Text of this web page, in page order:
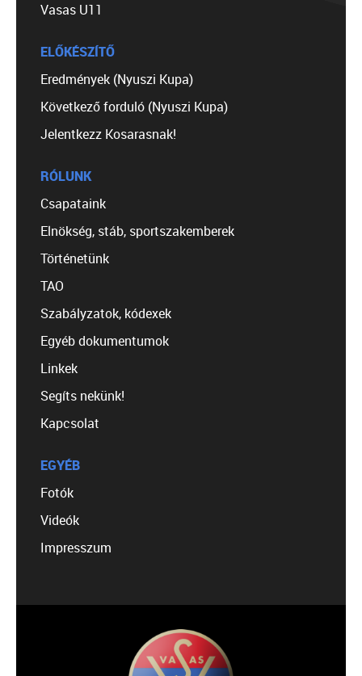
Vasas U11
ELŐKÉSZÍTŐ
Eredmények (Nyuszi Kupa)
Következő forduló (Nyuszi Kupa)
Jelentkezz Kosarasnak!
RÓLUNK
Csapataink
Elnökség, stáb, sportszakemberek
Történetünk
TAO
Szabályzatok, kódexek
Egyéb dokumentumok
Linkek
Segíts nekünk!
Kapcsolat
EGYÉB
Fotók
Videók
Impresszum